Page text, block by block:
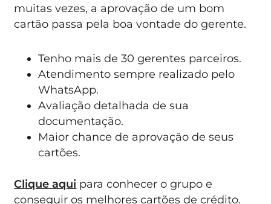
muitas vezes, a aprovação de um bom
cartão passa pela boa vontade do gerente.
Tenho mais de 30 gerentes parceiros.
Atendimento sempre realizado pelo
WhatsApp.
Avaliação detalhada de sua
documentação.
Maior chance de aprovação de seus
cartões.
Clique aqui para conhecer o grupo e
conseguir os melhores cartões de crédito.